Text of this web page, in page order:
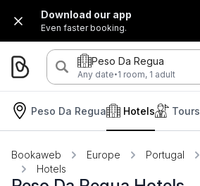
Download our app
Even faster booking.
Peso Da Regua
Any date·1 room, 1 adult
Peso Da Regua Hotels Tours
Bookaweb Europe Portugal
Hotels